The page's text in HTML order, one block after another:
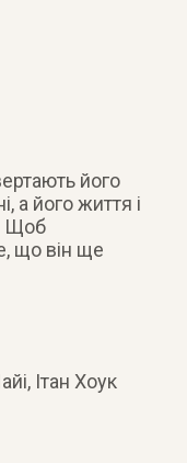
його
а його життя і
Щоб
що він ще
Ітан Хоук